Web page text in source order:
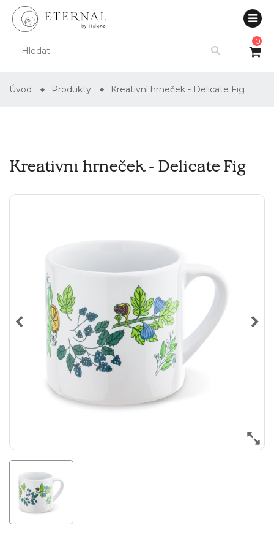
0
Úvod Produkty Kreativní hrneček - Delicate Fig
Kreativní hrneček - Delicate Fig